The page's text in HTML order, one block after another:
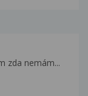
zda nemám...